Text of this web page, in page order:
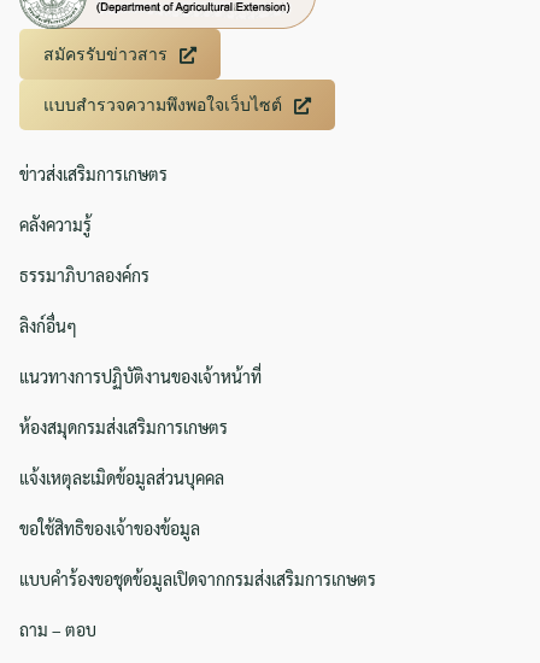
for:
Search
สมัครรับข่าวสาร
แบบสำรวจความพึงพอใจเว็บไซต์
ข่าวส่งเสริมการเกษตร
คลังความรู้
ธรรมาภิบาลองค์กร
ลิงก์อื่นๆ
แนวทางการปฏิบัติงานของเจ้าหน้าที่
ห้องสมุดกรมส่งเสริมการเกษตร
แจ้งเหตุละเมิดข้อมูลส่วนบุคคล
ขอใช้สิทธิของเจ้าของข้อมูล
แบบคำร้องขอชุดข้อมูลเปิดจากกรมส่งเสริมการเกษตร
ถาม – ตอบ